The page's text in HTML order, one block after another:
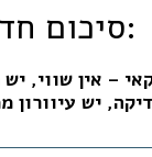
🧠 סיכום חד: